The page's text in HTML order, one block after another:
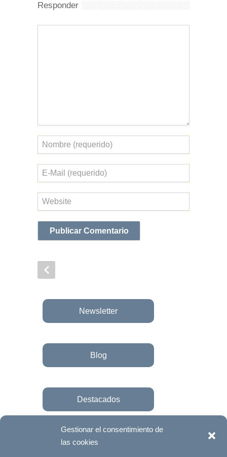
Gestionar el consentimiento de
las cookies
Responder
Nombre
Correo
electrónico
Web
Newsletter
Blog
Destacados
Únete a la fundación